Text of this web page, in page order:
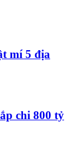
mí 5 địa
chi 800 tỷ